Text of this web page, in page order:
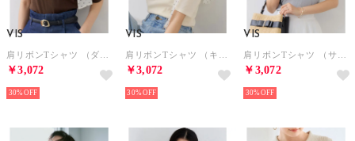
VIS
￥3,072
30%
VIS
￥3,072
30%
VIS
￥3,072
30%